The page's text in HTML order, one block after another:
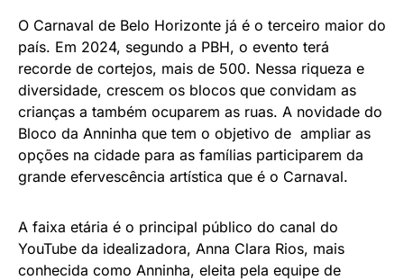
O Carnaval de Belo Horizonte já é o terceiro maior do
país. Em 2024, segundo a PBH, o evento terá
recorde de cortejos, mais de 500. Nessa riqueza e
diversidade, crescem os blocos que convidam as
crianças a também ocuparem as ruas. A novidade do
Bloco da Anninha que tem o objetivo de ampliar as
opções na cidade para as famílias participarem da
grande efervescência artística que é o Carnaval.
A faixa etária é o principal público do canal do
YouTube da idealizadora, Anna Clara Rios, mais
conhecida como Anninha, eleita pela equipe de